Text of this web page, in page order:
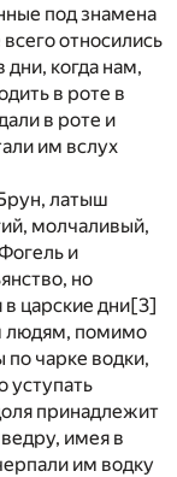
под знамена
относились
дни, когда нам,
в роте в
в роте и
им вслух
латыш
молчаливый,
и
но
царские дни[3]
людям, помимо
по чарке водки,
уступать
принадлежит
имея в
им водку